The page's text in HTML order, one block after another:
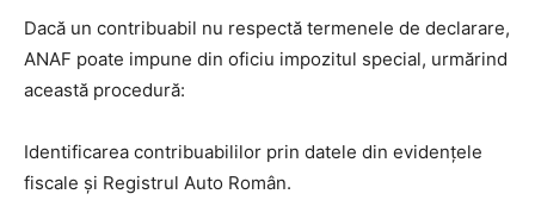
Dacă un contribuabil nu respectă termenele de declarare,
ANAF poate impune din oficiu impozitul special, urmărind
această procedură:
Identificarea contribuabililor prin datele din evidențele
fiscale și Registrul Auto Român.